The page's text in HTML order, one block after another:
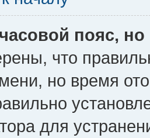
пояс,
что
но время
для